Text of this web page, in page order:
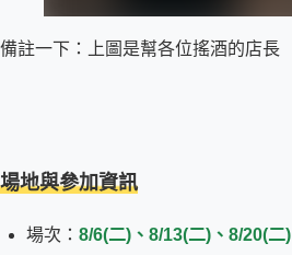
備註一下：上圖是幫各位搖酒的店長
場地與參加資訊
場次： 8/6(二)、8/13(二)、8/20(二)